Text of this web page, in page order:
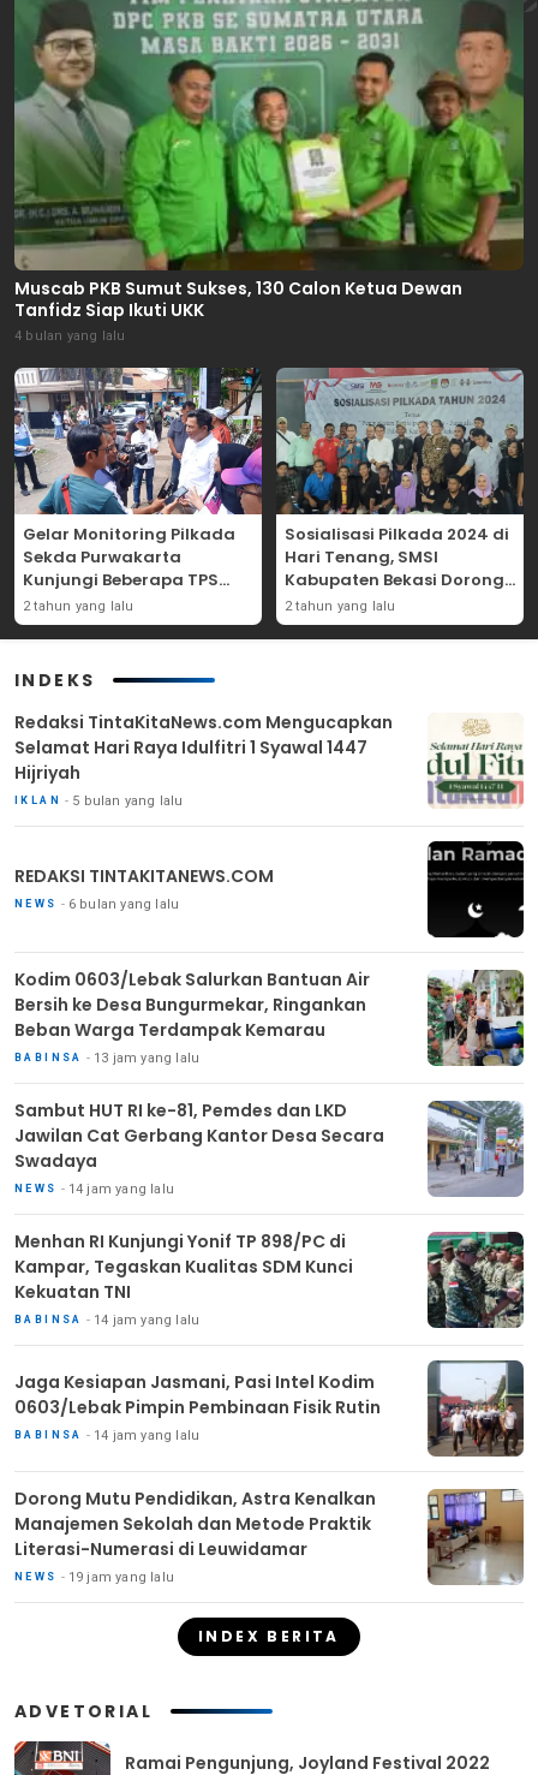
Muscab PKB Sumut Sukses, 130 Calon Ketua Dewan
Tanfidz Siap Ikuti UKK
4 bulan yang lalu
Gelar Monitoring Pilkada
Sekda Purwakarta
Kunjungi Beberapa TPS
Yang Ada Di Purwakarta
2 tahun yang lalu
Sosialisasi Pilkada 2024 di
Hari Tenang, SMSI
Kabupaten Bekasi Dorong
Angka Partisipasi
Masyarakat
2 tahun yang lalu
INDEKS
Redaksi TintaKitaNews.com Mengucapkan
Selamat Hari Raya Idulfitri 1 Syawal 1447
Hijriyah
IKLAN 5 bulan yang lalu
REDAKSI TINTAKITANEWS.COM
NEWS 6 bulan yang lalu
Kodim 0603/Lebak Salurkan Bantuan Air
Bersih ke Desa Bungurmekar, Ringankan
Beban Warga Terdampak Kemarau
BABINSA 13 jam yang lalu
Sambut HUT RI ke-81, Pemdes dan LKD
Jawilan Cat Gerbang Kantor Desa Secara
Swadaya
NEWS 14 jam yang lalu
Menhan RI Kunjungi Yonif TP 898/PC di
Kampar, Tegaskan Kualitas SDM Kunci
Kekuatan TNI
BABINSA 14 jam yang lalu
Jaga Kesiapan Jasmani, Pasi Intel Kodim
0603/Lebak Pimpin Pembinaan Fisik Rutin
BABINSA 14 jam yang lalu
Dorong Mutu Pendidikan, Astra Kenalkan
Manajemen Sekolah dan Metode Praktik
Literasi-Numerasi di Leuwidamar
NEWS 19 jam yang lalu
INDEX BERITA
ADVETORIAL
Ramai Pengunjung, Joyland Festival 2022